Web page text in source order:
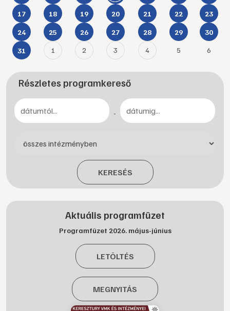
17 18 19 20 21 22 23
24 25 26 27 28 29 30
31 1 2 3 4 5 6
Részletes programkereső
-
KERESÉS
Aktuális programfüzet
Programfüzet 2026. május-június
LETÖLTÉS
MEGNYITÁS